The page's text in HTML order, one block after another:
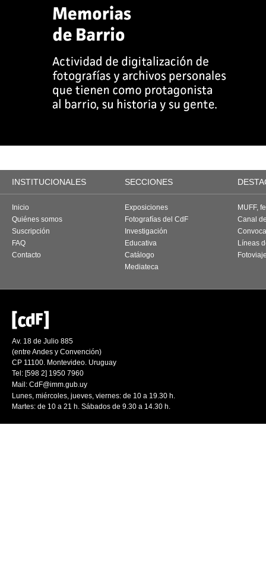
INSTITUCIONALES SECCIONES
Inicio
Quiénes somos
Suscripción
FAQ
Contacto
Exposiciones
Fotografías del CdF
Investigación
Educativa
Catálogo
Mediateca
MUFF,
Canal
Líneas
Av. 18 de Julio 885
(entre Andes y Convención)
CP 11100. Montevideo. Uruguay
Tel: [598 2] 1950 7960
Mail: CdF@imm.gub.uy
Lunes, miércoles, jueves, viernes: de 10 a 19.30 h.
Martes: de 10 a 21 h. Sábados de 9.30 a 14.30 h.